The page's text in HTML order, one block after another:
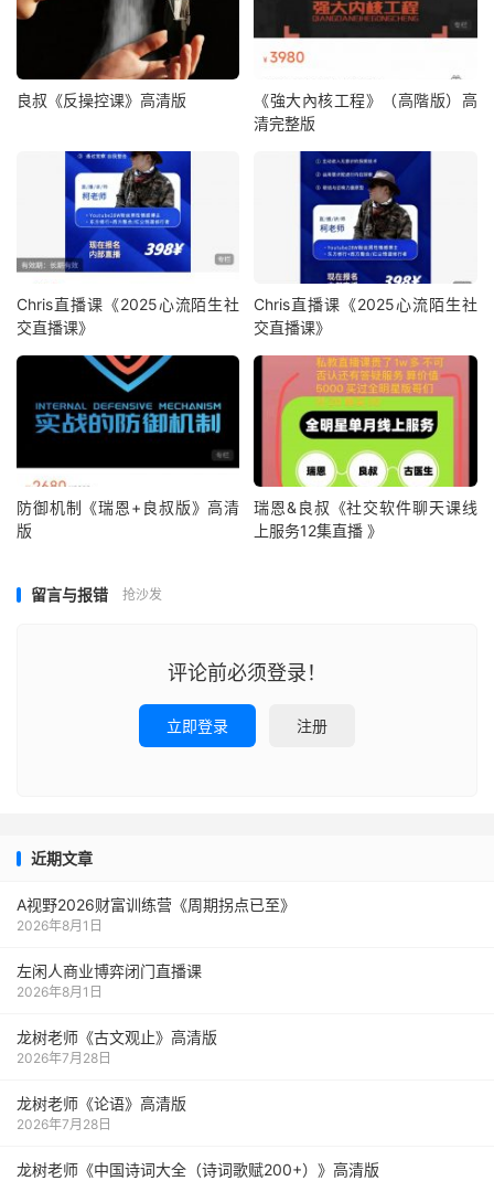
良叔《反操控课》高清版
《強大內核工程》（高階版）高
清完整版
Chris直播课《2025心流陌生社
交直播课》
Chris直播课《2025心流陌生社
交直播课》
防御机制《瑞恩+良叔版》高清
版
瑞恩&良叔《社交软件聊天课线
上服务12集直播 》
留言与报错 抢沙发
评论前必须登录！
立即登录 注册
近期文章
A视野2026财富训练营《周期拐点已至》
2026年8月1日
左闲人商业博弈闭门直播课
2026年8月1日
龙树老师《古文观止》高清版
2026年7月28日
龙树老师《论语》高清版
2026年7月28日
龙树老师《中国诗词大全（诗词歌赋200+）》高清版